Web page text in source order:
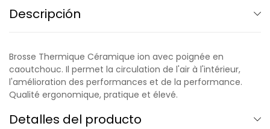
Descripción
Brosse Thermique Céramique ion avec poignée en
caoutchouc. Il permet la circulation de l'air à l'intérieur,
l'amélioration des performances et de la performance.
Qualité ergonomique, pratique et élevé.
Detalles del producto